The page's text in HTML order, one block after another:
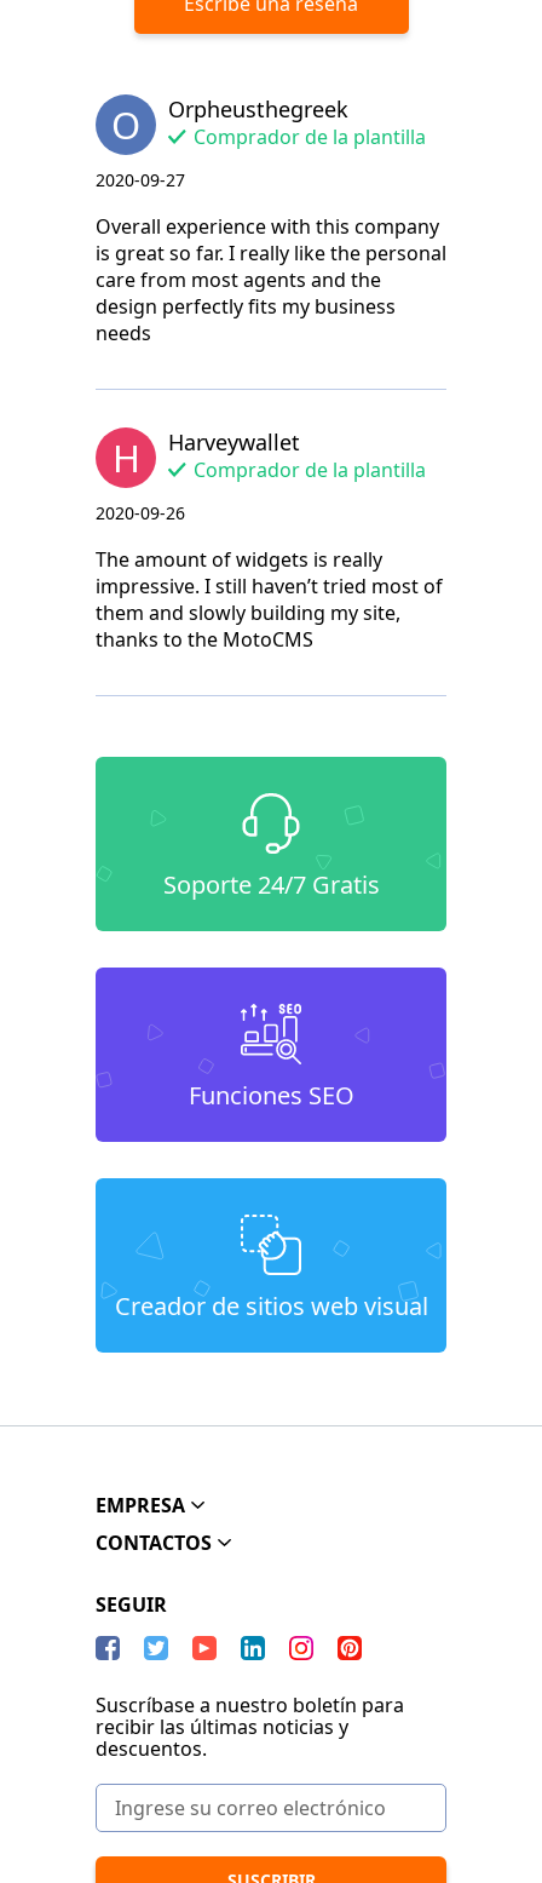
O Orpheusthegreek
Comprador de la plantilla
2020-09-27
Overall experience with this company
is great so far. I really like the personal
care from most agents and the
design perfectly fits my business
needs
H Harveywallet
Comprador de la plantilla
2020-09-26
The amount of widgets is really
impressive. I still haven’t tried most of
them and slowly building my site,
thanks to the MotoCMS
Soporte 24/7 Gratis
Funciones SEO
Creador de sitios web visual
EMPRESA
CONTACTOS
SEGUIR
Suscríbase a nuestro boletín para
recibir las últimas noticias y
descuentos.